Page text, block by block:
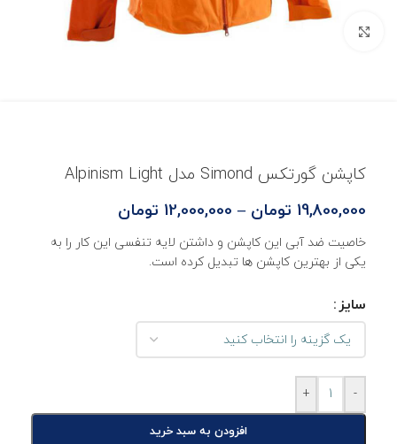
کاپشن گورتکس Simond مدل Alpinism Light
19,800,000 تومان –
12,000,000 تومان
خاصیت ضد آبی این کاپشن و داشتن لایه تنفسی این کار را به
یکی از بهترین کاپشن ها تبدیل کرده است.
سایز
-
+
افزودن به سبد خرید